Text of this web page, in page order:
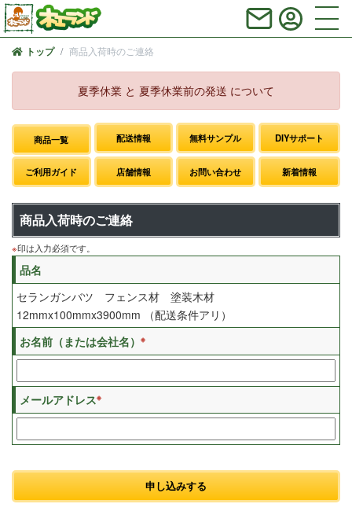
トップ 商品入荷時のご連絡
夏季休業 と 夏季休業前の発送 について
商品一覧 配送情報 無料サンプル DIYサポート
ご利用ガイド 店舗情報 お問い合わせ 新着情報
商品入荷時のご連絡
※印は入力必須です。
品名
セランガンバツ フェンス材 塗装木材
12mmx100mmx3900mm （配送条件アリ）
お名前（または会社名） ※
メールアドレス※